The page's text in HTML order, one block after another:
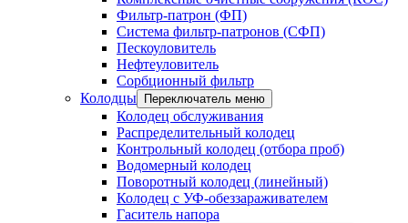
Фильтр-патрон (ФП)
Система фильтр-патронов (СФП)
Пескоуловитель
Нефтеуловитель
Сорбционный фильтр
Колодцы
Переключатель меню
Колодец обслуживания
Распределительный колодец
Контрольный колодец (отбора проб)
Водомерный колодец
Поворотный колодец (линейный)
Колодец с УФ-обеззараживателем
Гаситель напора